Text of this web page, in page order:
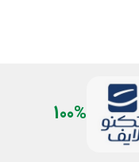
100%